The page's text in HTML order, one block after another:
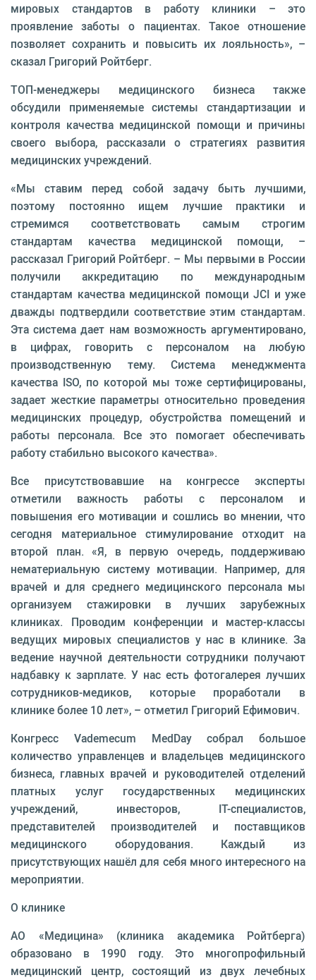
мировых стандартов в работу клиники – это
проявление заботы о пациентах. Такое отношение
позволяет сохранить и повысить их лояльность», –
сказал Григорий Ройтберг.
ТОП-менеджеры медицинского бизнеса также
обсудили применяемые системы стандартизации и
контроля качества медицинской помощи и причины
своего выбора, рассказали о стратегиях развития
медицинских учреждений.
«Мы ставим перед собой задачу быть лучшими,
поэтому постоянно ищем лучшие практики и
стремимся соответствовать самым строгим
стандартам качества медицинской помощи, –
рассказал Григорий Ройтберг. – Мы первыми в России
получили аккредитацию по международным
стандартам качества медицинской помощи JCI и уже
дважды подтвердили соответствие этим стандартам.
Эта система дает нам возможность аргументировано,
в цифрах, говорить с персоналом на любую
производственную тему. Система менеджмента
качества ISO, по которой мы тоже сертифицированы,
задает жесткие параметры относительно проведения
медицинских процедур, обустройства помещений и
работы персонала. Все это помогает обеспечивать
работу стабильно высокого качества».
Все присутствовавшие на конгрессе эксперты
отметили важность работы с персоналом и
повышения его мотивации и сошлись во мнении, что
сегодня материальное стимулирование отходит на
второй план. «Я, в первую очередь, поддерживаю
нематериальную систему мотивации. Например, для
врачей и для среднего медицинского персонала мы
организуем стажировки в лучших зарубежных
клиниках. Проводим конференции и мастер-классы
ведущих мировых специалистов у нас в клинике. За
ведение научной деятельности сотрудники получают
надбавку к зарплате. У нас есть фотогалерея лучших
сотрудников-медиков, которые проработали в
клинике более 10 лет», – отметил Григорий Ефимович.
Конгресс Vademecum MedDay собрал большое
количество управленцев и владельцев медицинского
бизнеса, главных врачей и руководителей отделений
платных услуг государственных медицинских
учреждений, инвесторов, IT-специалистов,
представителей производителей и поставщиков
медицинского оборудования. Каждый из
присутствующих нашёл для себя много интересного на
мероприятии.
О клинике
АО «Медицина» (клиника академика Ройтберга)
образовано в 1990 году. Это многопрофильный
медицинский центр, состоящий из двух лечебных